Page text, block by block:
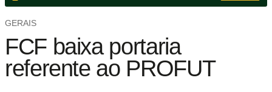
GERAIS
FCF baixa portaria
referente ao PROFUT